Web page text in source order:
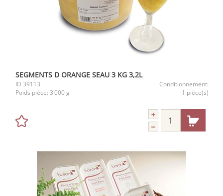
SEGMENTS D ORANGE SEAU 3 KG 3,2L
ID 39113
Conditionnement:
Poids pièce: 3 000 g 1 pièce(s)